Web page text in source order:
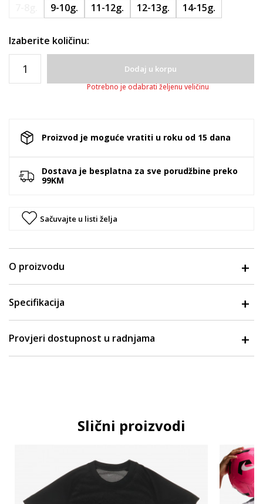
9-10g. 11-12g. 12-13g. 14-15g.
Izaberite količinu:
Dodaj u korpu
Potrebno je odabrati željenu veličinu
Proizvod je moguće vratiti u roku od 15 dana
Dostava je besplatna za sve porudžbine preko
99KM
Sačuvajte u listi želja
O proizvodu
Specifikacija
Provjeri dostupnost u radnjama
Slični proizvodi